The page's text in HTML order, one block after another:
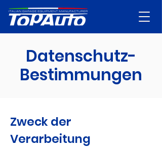
Datenschutz-
Bestimmungen
Zweck der
Verarbeitung